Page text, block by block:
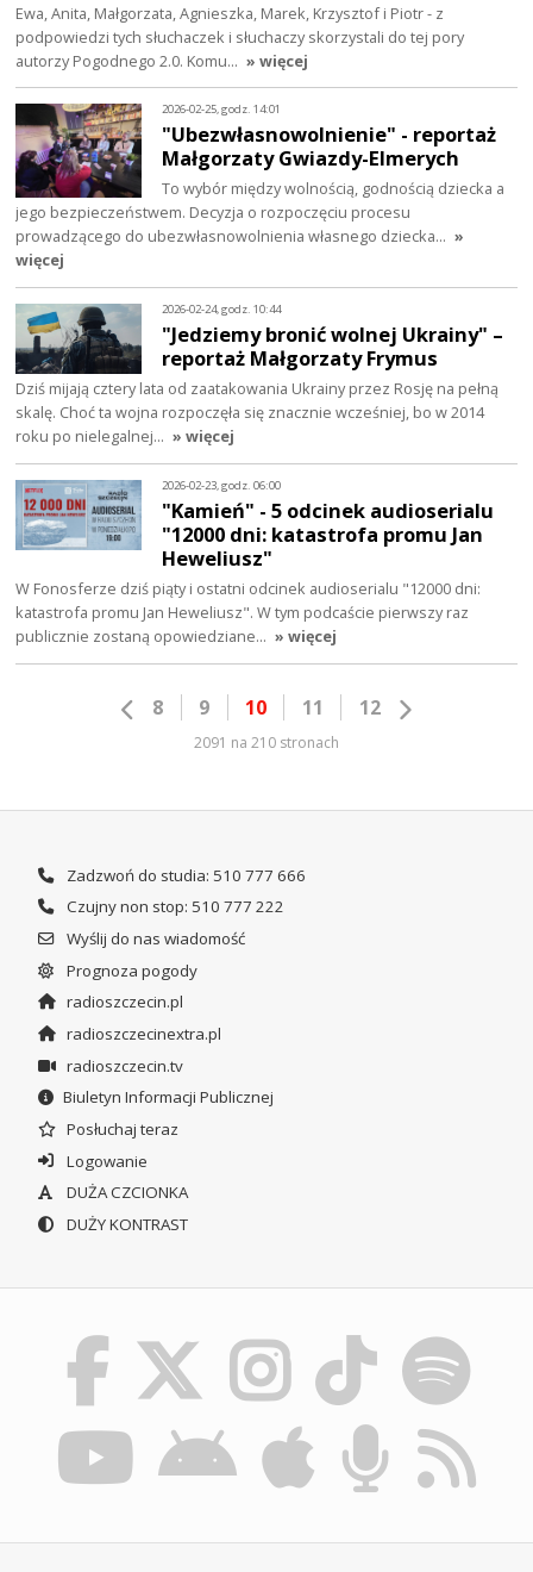
Ewa, Anita, Małgorzata, Agnieszka, Marek, Krzysztof i Piotr - z
podpowiedzi tych słuchaczek i słuchaczy skorzystali do tej pory
autorzy Pogodnego 2.0. Komu… » więcej
2026-02-25, godz. 14:01
"Ubezwłasnowolnienie" - reportaż
Małgorzaty Gwiazdy-Elmerych
To wybór między wolnością, godnością dziecka a
jego bezpieczeństwem. Decyzja o rozpoczęciu procesu
prowadzącego do ubezwłasnowolnienia własnego dziecka… »
więcej
2026-02-24, godz. 10:44
"Jedziemy bronić wolnej Ukrainy" –
reportaż Małgorzaty Frymus
Dziś mijają cztery lata od zaatakowania Ukrainy przez Rosję na pełną
skalę. Choć ta wojna rozpoczęła się znacznie wcześniej, bo w 2014
roku po nielegalnej… » więcej
2026-02-23, godz. 06:00
"Kamień" - 5 odcinek audioserialu
"12000 dni: katastrofa promu Jan
Heweliusz"
W Fonosferze dziś piąty i ostatni odcinek audioserialu "12000 dni:
katastrofa promu Jan Heweliusz". W tym podcaście pierwszy raz
publicznie zostaną opowiedziane… » więcej
8 9 10 11 12
2091 na 210 stronach
Zadzwoń do studia: 510 777 666
Czujny non stop: 510 777 222
Wyślij do nas wiadomość
Prognoza pogody
radioszczecin.pl
radioszczecinextra.pl
radioszczecin.tv
Biuletyn Informacji Publicznej
Posłuchaj teraz
Logowanie
DUŻA CZCIONKA
DUŻY KONTRAST